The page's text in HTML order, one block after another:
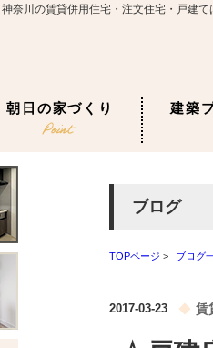
奈川の賃貸併用住宅・注文住宅・戸建て
朝日の家づくり 建築
ブログ
TOPページ > ブログ
2017-03-23 賃